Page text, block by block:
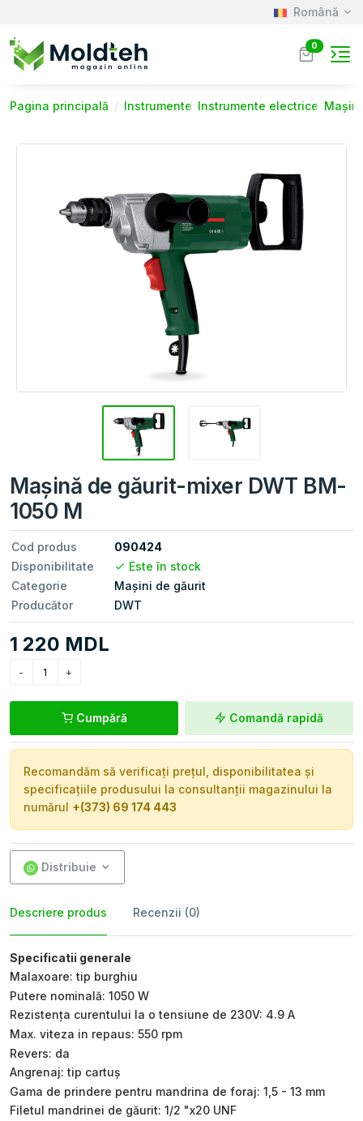
Română
0
Pagina principală Instrumente Instrumente electrice
Maşină de găurit-mixer DWT BM-
1050 M
Cod produs
090424
Disponibilitate
Este în stock
Categorie
Mașini de găurit
Producător
DWT
1 220 MDL
Cumpără Comandă rapidă
Recomandăm să verificați prețul, disponibilitatea și
specificațiile produsului la consultanții magazinului la
numărul +(373) 69 174 443
Distribuie
Descriere produs Recenzii (0)
Specificatii generale
Malaxoare: tip burghiu
Putere nominală: 1050 W
Rezistența curentului la o tensiune de 230V: 4.9 A
Max. viteza in repaus: 550 rpm
Revers: da
Angrenaj: tip cartuș
Gama de prindere pentru mandrina de foraj: 1,5 - 13 mm
Filetul mandrinei de găurit: 1/2 "x20 UNF